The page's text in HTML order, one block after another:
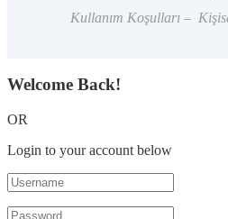
Kullanım Koşulları –
Welcome Back!
OR
Login to your account below